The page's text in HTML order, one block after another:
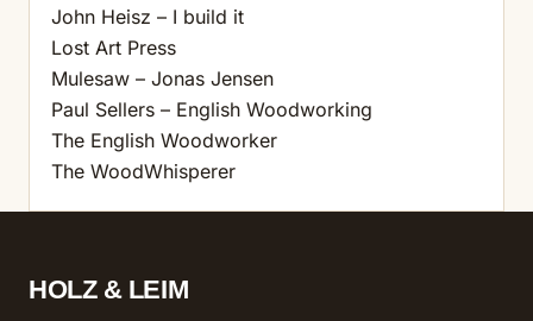
John Heisz – I build it
Lost Art Press
Mulesaw – Jonas Jensen
Paul Sellers – English Woodworking
The English Woodworker
The WoodWhisperer
HOLZ & LEIM